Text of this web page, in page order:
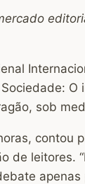
sob
contou
de leitores.